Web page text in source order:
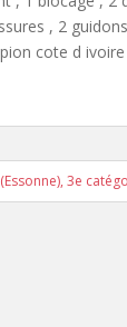
, 2
cote d
3e